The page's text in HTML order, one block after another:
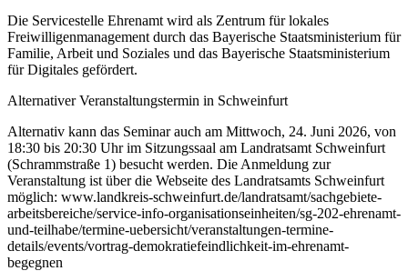
Die Servicestelle Ehrenamt wird als Zentrum für lokales
Freiwilligenmanagement durch das Bayerische Staatsministerium für
Familie, Arbeit und Soziales und das Bayerische Staatsministerium
für Digitales gefördert.
Alternativer Veranstaltungstermin in Schweinfurt
Alternativ kann das Seminar auch am Mittwoch, 24. Juni 2026, von
18:30 bis 20:30 Uhr im Sitzungssaal am Landratsamt Schweinfurt
(Schrammstraße 1) besucht werden. Die Anmeldung zur
Veranstaltung ist über die Webseite des Landratsamts Schweinfurt
möglich: www.landkreis-schweinfurt.de/landratsamt/sachgebiete-
arbeitsbereiche/service-info-organisationseinheiten/sg-202-ehrenamt-
und-teilhabe/termine-uebersicht/veranstaltungen-termine-
details/events/vortrag-demokratiefeindlichkeit-im-ehrenamt-
begegnen